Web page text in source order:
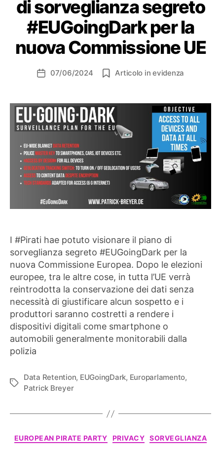
di sorveglianza segreto
#EUGoingDark per la
nuova Commissione UE
Data07/06/2024 Articolo in evidenza
I #Pirati hae potuto visionare il piano di
sorveglianza segreto #EUGoingDark per la
nuova Commissione Europea. Dopo le elezioni
europee, tra le altre cose, in tutta l’UE verrà
reintrodotta la conservazione dei dati senza
necessità di giustificare alcun sospetto e i
produttori saranno costretti a rendere i
dispositivi digitali come smartphone o
automobili generalmente monitorabili dalla
polizia
Tag
Data Retention, EUGoingDark, Europarlamento,
Patrick Breyer
Categorie
EUROPEAN PIRATE PARTY PRIVACY SORVEGLIANZA